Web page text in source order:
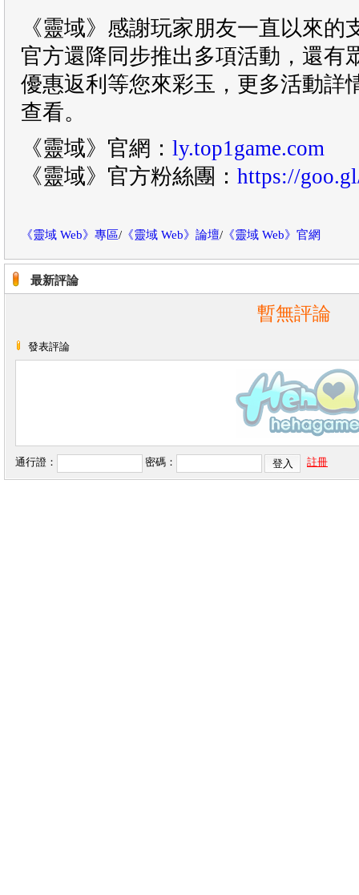
《靈域》感謝玩家朋友一直以來
官方還降同步推出多項活動，還有
優惠返利等您來彩玉，更多活動詳
查看。
《靈域》官網： ly.top1game.com
《靈域》官方粉絲團： https://
《靈域 Web》專區/ 《靈域 Web》論壇/ 《靈域 Web》官網
最新評論
暫無評論
發表評論
通行證： 密碼： 註冊